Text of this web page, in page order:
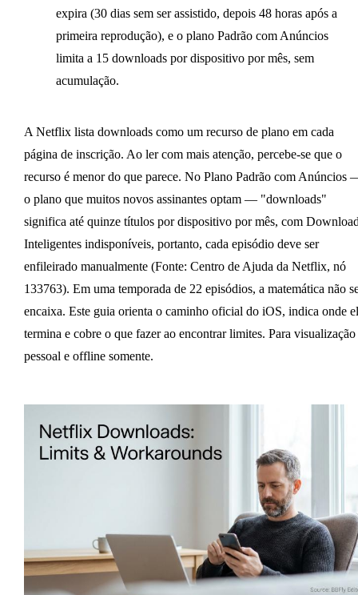
expira (30 dias sem ser assistido, depois 48 horas após a
primeira reprodução), e o plano Padrão com Anúncios
limita a 15 downloads por dispositivo por mês, sem
acumulação.
A Netflix lista downloads como um recurso de plano em cada
página de inscrição. Ao ler com mais atenção, percebe-se que o
recurso é menor do que parece. No Plano Padrão com Anúncios
o plano que muitos novos assinantes optam — "downloads"
significa até quinze títulos por dispositivo por mês, com
Inteligentes indisponíveis, portanto, cada episódio deve ser
enfileirado manualmente (Fonte: Centro de Ajuda da Netflix, nó
133763). Em uma temporada de 22 episódios, a matemática não
encaixa. Este guia orienta o caminho oficial do iOS, indica onde
termina e cobre o que fazer ao encontrar limites. Para visualização
pessoal e offline somente.